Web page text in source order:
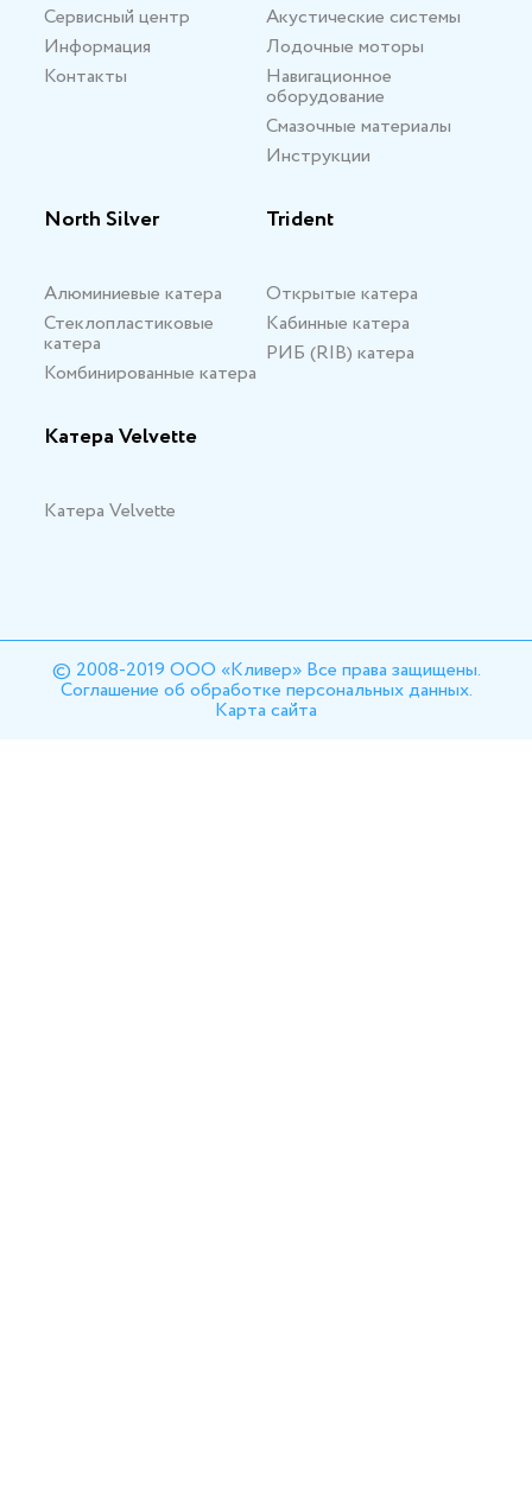
Сервисный центр
Информация
Контакты
Акустические системы
Лодочные моторы
Навигационное
оборудование
Смазочные материалы
Инструкции
North Silver
Алюминиевые катера
Стеклопластиковые
катера
Комбинированные катера
Trident
Открытые катера
Кабинные катера
РИБ (RIB) катера
Катера Velvette
Катера Velvette
© 2008-2019 ООО «Кливер» Все права защищены.
Соглашение об обработке персональных данных.
Карта сайта